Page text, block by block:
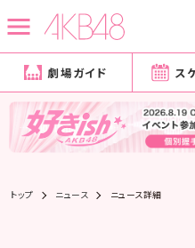
劇場ガイド ス
トップ ニュース ニュース詳細